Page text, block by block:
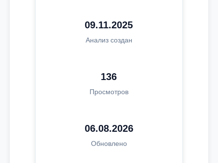
09.11.2025
Анализ создан
136
Просмотров
06.08.2026
Обновлено